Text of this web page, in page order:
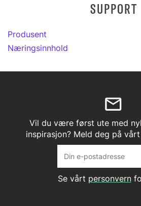
SUPPORT
Produsent
Næringsinnhold
Vil du være først ute med
inspirasjon? Meld deg på
Se vårt personvern